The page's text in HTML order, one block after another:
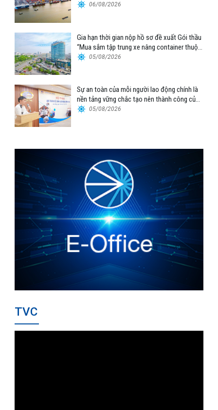
06/08/2026
Gia hạn thời gian nộp hồ sơ đề xuất Gói thầu
“Mua sắm tập trung xe nâng container thuộc
Tổng công ty Hàng hải Việt Nam – CTCP”
05/08/2026
Sự an toàn của mỗi người lao động chính là
nền tảng vững chắc tạo nên thành công của
Cảng Đà Nẵng
05/08/2026
TVC